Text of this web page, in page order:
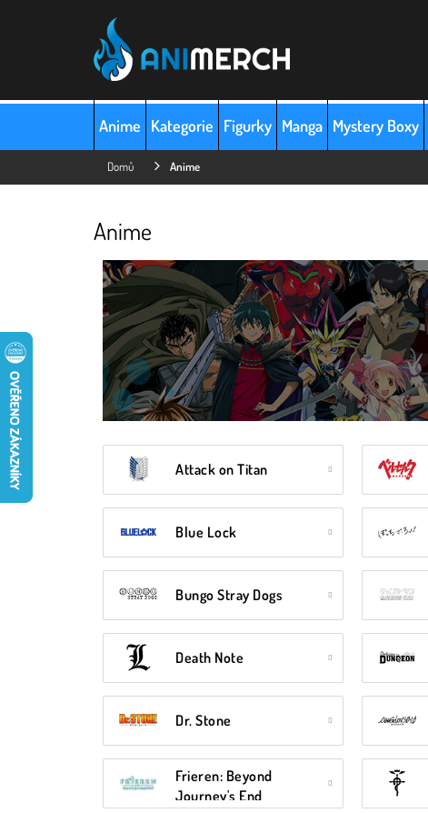
Anime Kategorie Figurky Manga Mystery Boxy
Domů Anime
Anime
Attack on Titan
Blue Lock
Bungo Stray Dogs
Death Note
Dr. Stone
Frieren: Beyond
Journey's End